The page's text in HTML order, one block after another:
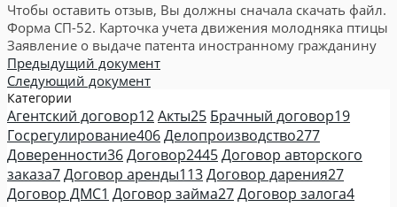
Чтобы оставить отзыв, Вы должны сначала скачать файл.
Форма СП-52. Карточка учета движения молодняка птицы
Заявление о выдаче патента иностранному гражданину
Предыдущий документ
Следующий документ
Категории
Агентский договор12Акты25 Брачный договор19
Госрегулирование406Делопроизводство277
Доверенности36Договор2445Договор авторского
заказа7Договор аренды113Договор дарения27
Договор ДМС1 Договор займа27Договор залога4